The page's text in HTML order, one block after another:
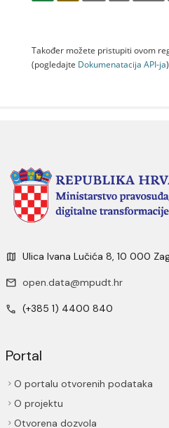
Također možete pristupiti ovom
(pogledajte Dokumenаtаcijа API-jа